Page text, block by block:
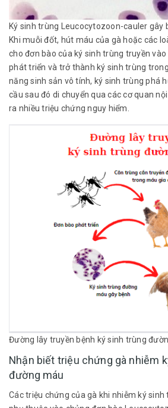
Ký sinh trùng Leucocytozoon-cauler gây
Khi muỗi đốt, hút máu của gà hoặc các
cho đơn bào của ký sinh trùng truyền
phát triển và trở thành ký sinh trùng
năng sinh sản vô tính, ký sinh trùng phá
cầu sau đó di chuyển qua các cơ quan
ra nhiều triệu chứng nguy hiểm.
Đường lây truyền bệnh ký sinh trùng
Nhận biết triệu chứng gà nhiễm
đường máu
Các triệu chứng của gà khi nhiễm ký